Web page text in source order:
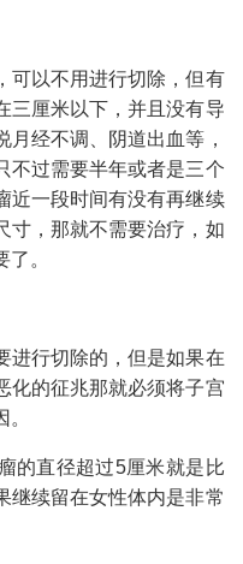
可以不用进行切除，但有
三厘米以下，并且没有导
经不调、阴道出血等，
不过需要半年或者是三个
近一段时间有没有再继续
寸，那就不需要治疗，如
。
进行切除的，但是如果在
化的征兆那就必须将子宫
的直径超过5厘米就是比
继续留在女性体内是非常